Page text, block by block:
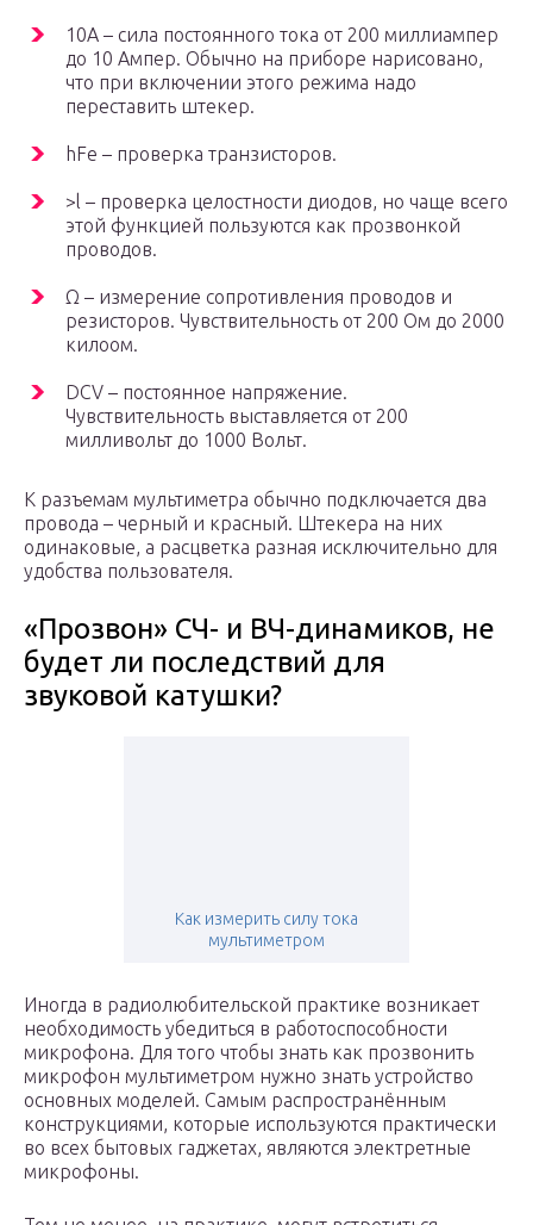
10A – сила постоянного тока от 200 миллиампер
до 10 Ампер. Обычно на приборе нарисовано,
что при включении этого режима надо
переставить штекер.
hFe – проверка транзисторов.
>l – проверка целостности диодов, но чаще всего
этой функцией пользуются как прозвонкой
проводов.
Ω – измерение сопротивления проводов и
резисторов. Чувствительность от 200 Ом до 2000
килоом.
DCV – постоянное напряжение.
Чувствительность выставляется от 200
милливольт до 1000 Вольт.
К разъемам мультиметра обычно подключается два
провода – черный и красный. Штекера на них
одинаковые, а расцветка разная исключительно для
удобства пользователя.
«Прозвон» СЧ- и ВЧ-динамиков, не
будет ли последствий для
звуковой катушки?
Как измерить силу тока
мультиметром
Иногда в радиолюбительской практике возникает
необходимость убедиться в работоспособности
микрофона. Для того чтобы знать как прозвонить
микрофон мультиметром нужно знать устройство
основных моделей. Самым распространённым
конструкциями, которые используются практически
во всех бытовых гаджетах, являются электретные
микрофоны.